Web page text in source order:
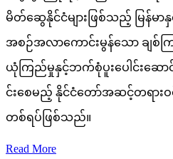
မိတ်ဆွေနိုင်ငံများဖြစ်သည့် မြန်မာ
အစဉ်အလာကောင်းမွန်သော ချစ်က
ယုံကြည်မှုနှင့်ဘက်စုံပူးပေါင်းဆေ
င်းစေမည့် နိုင်ငံတော်အဆင့်တရားဝ
တစ်ရပ်ဖြစ်သည်။
Read More